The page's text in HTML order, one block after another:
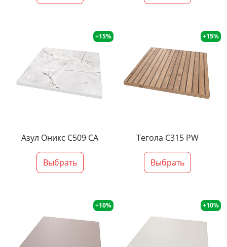
+15%
Азул Оникс С509 СА
Выбрать
+15%
Тегола С315 PW
Выбрать
+10% +10%